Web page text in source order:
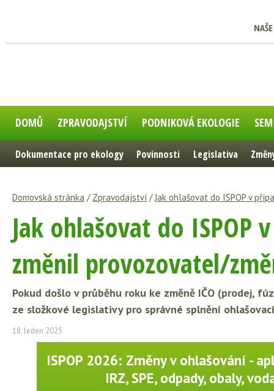
DOMŮ ZPRAVODAJSTVÍ PODNIKOVÁ EKOLOGIE
Dokumentace pro ekology Povinnosti Legislativa
Domovská stránka / Zpravodajství /Jak ohlašovat do ISPOP v
Jak ohlašovat do ISPOP
změnil provozovatel/
Pokud došlo v průběhu roku ke změně IČO (prodej,
ze složkové legislativy pro správné splnění
18. leden 2025
ISPOP 2026: Změny v ohlašování -
IRZ, SPE, odpady, obaly,